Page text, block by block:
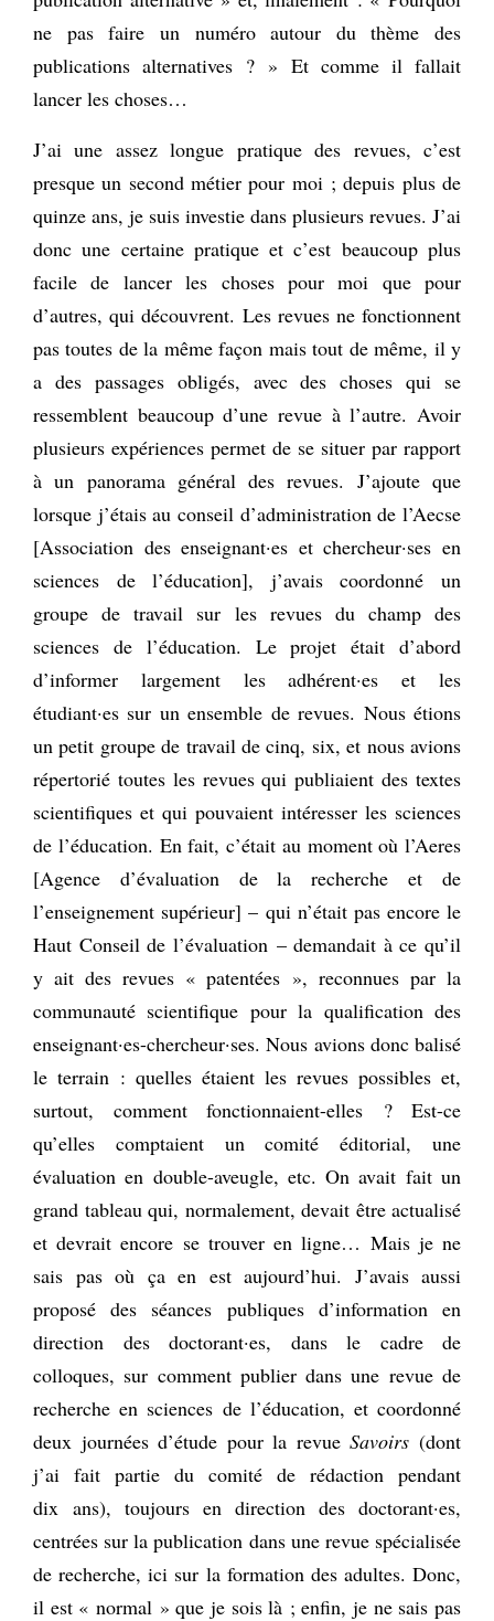
ne pas faire un numéro autour du thème des
publications alternatives ? » Et comme il fallait
lancer les choses…
J’ai une assez longue pratique des revues, c’est
presque un second métier pour moi ; depuis plus de
quinze ans, je suis investie dans plusieurs revues. J’ai
donc une certaine pratique et c’est beaucoup plus
facile de lancer les choses pour moi que pour
d’autres, qui découvrent. Les revues ne fonctionnent
pas toutes de la même façon mais tout de même, il y
a des passages obligés, avec des choses qui se
ressemblent beaucoup d’une revue à l’autre. Avoir
plusieurs expériences permet de se situer par rapport
à un panorama général des revues. J’ajoute que
lorsque j’étais au conseil d’administration de l’Aecse
[Association des enseignant·es et chercheur·ses en
sciences de l’éducation], j’avais coordonné un
groupe de travail sur les revues du champ des
sciences de l’éducation. Le projet était d’abord
d’informer largement les adhérent·es et les
étudiant·es sur un ensemble de revues. Nous étions
un petit groupe de travail de cinq, six, et nous avions
répertorié toutes les revues qui publiaient des textes
scientifiques et qui pouvaient intéresser les sciences
de l’éducation. En fait, c’était au moment où l’Aeres
[Agence d’évaluation de la recherche et de
l’enseignement supérieur] – qui n’était pas encore le
Haut Conseil de l’évaluation – demandait à ce qu’il
y ait des revues « patentées », reconnues par la
communauté scientifique pour la qualification des
enseignant·es-chercheur·ses. Nous avions donc balisé
le terrain : quelles étaient les revues possibles et,
surtout, comment fonctionnaient-elles ? Est-ce
qu’elles comptaient un comité éditorial, une
évaluation en double-aveugle, etc. On avait fait un
grand tableau qui, normalement, devait être actualisé
et devrait encore se trouver en ligne… Mais je ne
sais pas où ça en est aujourd’hui. J’avais aussi
proposé des séances publiques d’information en
direction des doctorant·es, dans le cadre de
colloques, sur comment publier dans une revue de
recherche en sciences de l’éducation, et coordonné
deux journées d’étude pour la revueSavoirs (dont
j’ai fait partie du comité de rédaction pendant
dix ans), toujours en direction des doctorant·es,
centrées sur la publication dans une revue spécialisée
de recherche, ici sur la formation des adultes. Donc,
il est « normal » que je sois là ; enfin, je ne sais pas